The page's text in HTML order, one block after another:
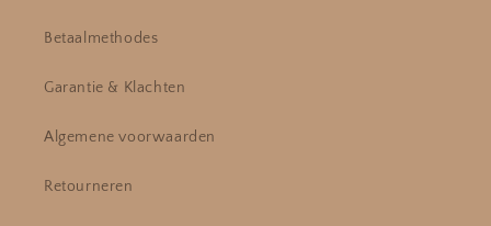
Betaalmethodes
Garantie & Klachten
Algemene voorwaarden
Retourneren